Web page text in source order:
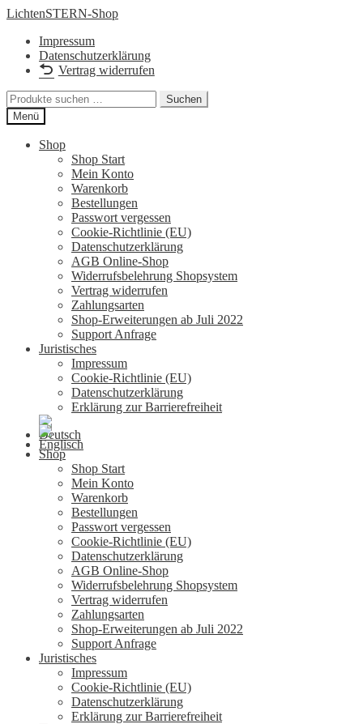
Zur
springen
Zum
springen
LichtenSTERN-Shop
Impressum
Datenschutzerklärung
Vertrag widerrufen
Suchen
nach:
Suchen
Menü
Shop
Shop Start
Mein Konto
Warenkorb
Bestellungen
Passwort vergessen
Cookie-Richtlinie (EU)
Datenschutzerklärung
AGB Online-Shop
Widerrufsbelehrung Shopsystem
Vertrag widerrufen
Zahlungsarten
Shop-Erweiterungen ab Juli 2022
Support Anfrage
Juristisches
Impressum
Cookie-Richtlinie (EU)
Datenschutzerklärung
Erklärung zur Barrierefreiheit
Shop
Shop Start
Mein Konto
Warenkorb
Bestellungen
Passwort vergessen
Cookie-Richtlinie (EU)
Datenschutzerklärung
AGB Online-Shop
Widerrufsbelehrung Shopsystem
Vertrag widerrufen
Zahlungsarten
Shop-Erweiterungen ab Juli 2022
Support Anfrage
Juristisches
Impressum
Cookie-Richtlinie (EU)
Datenschutzerklärung
Erklärung zur Barrierefreiheit